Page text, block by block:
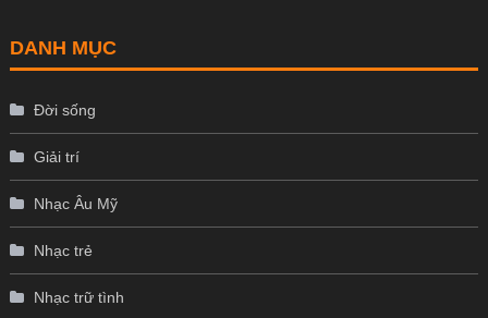
DANH MỤC
Đời sống
Giải trí
Nhạc Âu Mỹ
Nhạc trẻ
Nhạc trữ tình